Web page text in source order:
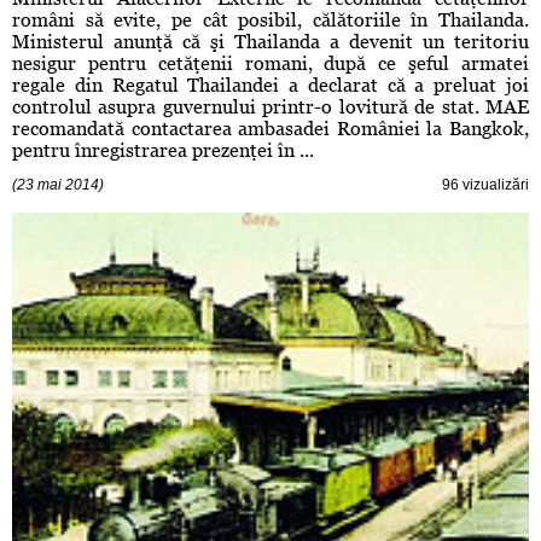
români să evite, pe cât posibil, călătoriile în Thailanda.
Ministerul anunţă că şi Thailanda a devenit un teritoriu
nesigur pentru cetăţenii romani, după ce şeful armatei
regale din Regatul Thailandei a declarat că a preluat joi
controlul asupra guvernului printr-o lovitură de stat. MAE
recomandată contactarea ambasadei României la Bangkok,
pentru înregistrarea prezenţei în ...
(23 mai 2014) 96 vizualizări